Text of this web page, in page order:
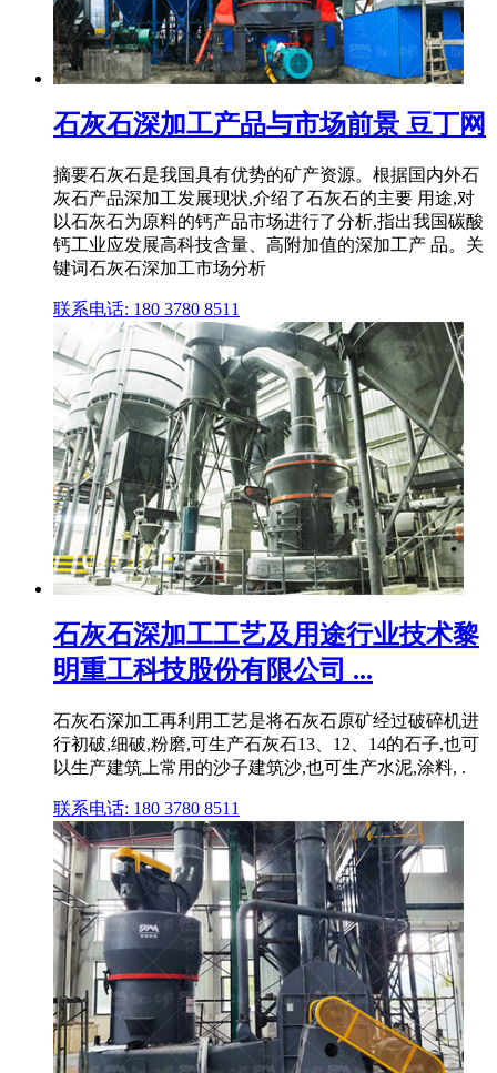
石灰石深加工产品与市场前景 豆丁网
摘要石灰石是我国具有优势的矿产资源。根据国内外石
灰石产品深加工发展现状,介绍了石灰石的主要 用途,对
以石灰石为原料的钙产品市场进行了分析,指出我国碳酸
钙工业应发展高科技含量、高附加值的深加工产 品。关
键词石灰石深加工市场分析
联系电话: 180 3780 8511
石灰石深加工工艺及用途行业技术黎
明重工科技股份有限公司 ...
石灰石深加工再利用工艺是将石灰石原矿经过破碎机进
行初破,细破,粉磨,可生产石灰石13、12、14的石子,也可
以生产建筑上常用的沙子建筑沙,也可生产水泥,涂料, .
联系电话: 180 3780 8511